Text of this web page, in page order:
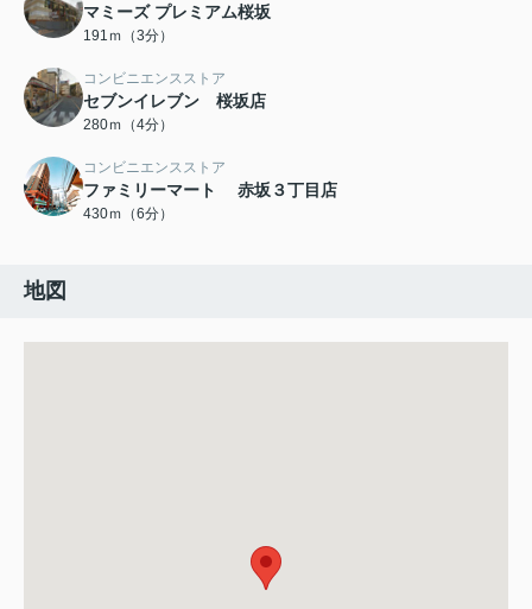
マミーズ プレミアム桜坂
191ｍ（3分）
コンビニエンスストア
セブンイレブン 桜坂店
280ｍ（4分）
コンビニエンスストア
ファミリーマート 赤坂３丁目店
430ｍ（6分）
地図